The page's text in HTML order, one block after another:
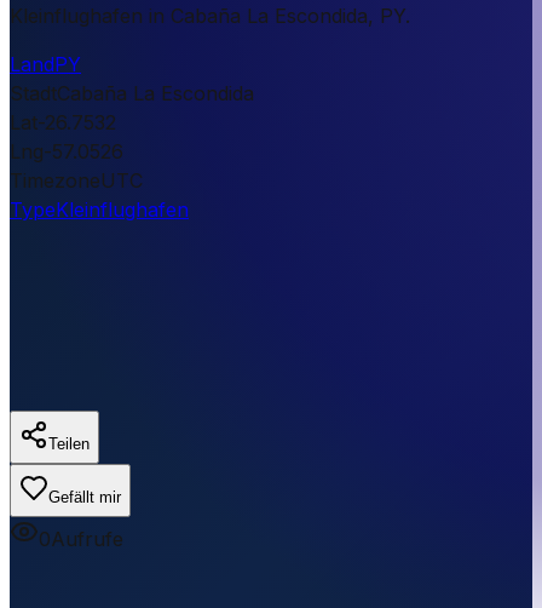
Kleinflughafen in Cabaña La Escondida, PY.
LandPY
StadtCabaña La Escondida
Lat-26.7532
Lng-57.0526
TimezoneUTC
TypeKleinflughafen
Teilen
Gefällt mir
0Aufrufe